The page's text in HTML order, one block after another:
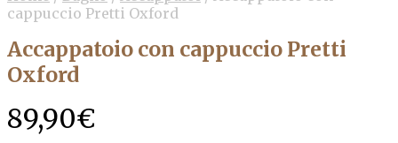
cappuccio Pretti Oxford
Accappatoio con cappuccio Pretti
Oxford
89,90€